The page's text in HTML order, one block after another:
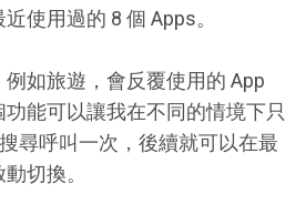
使用過的 8 個 Apps。
如旅遊，會反覆使用的 App
能可以讓我在不同的情境下只
尋呼叫一次，後續就可以在最
切換。